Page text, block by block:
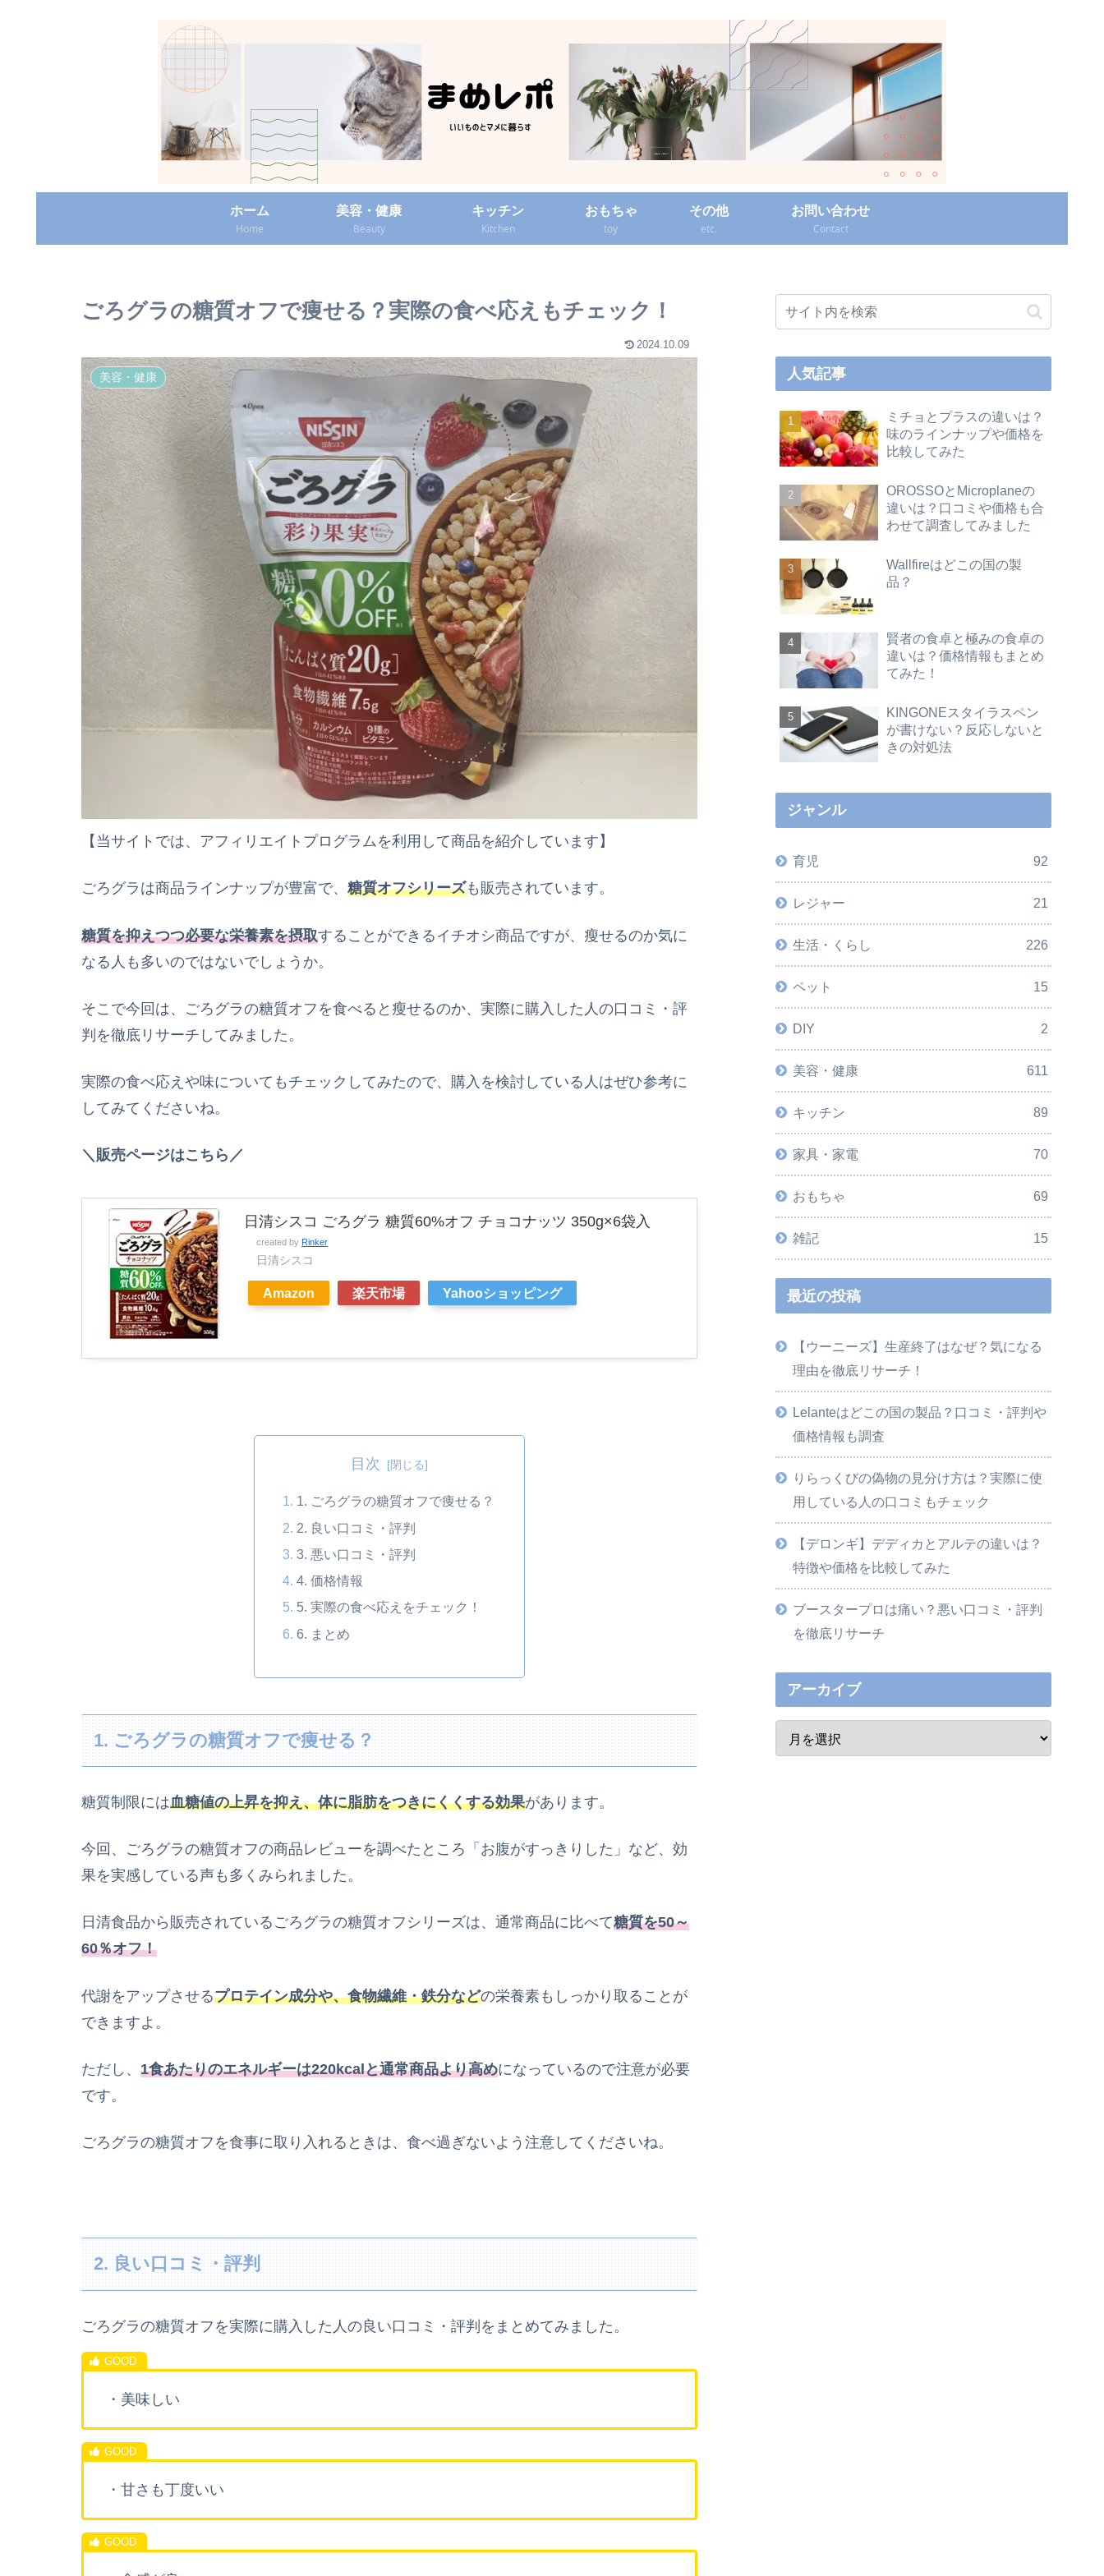
ホーム
Home
美容・健康
Beauty
キッチン
Kitchen
おもちゃ
toy
その他
etc.
お問い合わせ
Contact‎
ごろグラの糖質オフで痩せる？実際の食べ応えもチェック！
2024.10.09
美容・健康
【当サイトでは、アフィリエイトプログラムを利用して商品を紹介しています】
ごろグラは商品ラインナップが豊富で、 糖質オフシリーズも販売されています。
糖質を抑えつつ必要な栄養素を摂取することができるイチオシ商品ですが、 瘦せるのか気に
なる人も多いのではないでしょうか。
そこで今回は、ごろグラの糖質オフを食べると 瘦せるのか、実際に購入した人の口コミ・評
判を徹底リサーチしてみました。
実際の食べ応えや味についてもチェックしてみたので、購入を検討している人はぜひ参考に
してみてくださいね。
＼販売ページはこちら／
日清シスコ ごろグラ 糖質60%オフ チョコナッツ 350g×6袋入
created by Rinker
日清シスコ
Amazon 楽天市場 Yahooショッピング
目次
1. ごろグラの糖質オフで痩せる？
2. 良い口コミ・評判
3. 悪い口コミ・評判
4. 価格情報
5. 実際の食べ応えをチェック！
6. まとめ
1. ごろグラの糖質オフで痩せる？
糖質制限には血糖値の上昇を抑え、体に脂肪をつきにくくする効果があります。
今回、ごろグラの糖質オフの商品レビューを調べたところ「お腹がすっきりした」など、効
果を実感している声も多くみられました。
日清食品から販売されているごろグラの糖質オフシリーズは、通常商品に比べて糖質を50～
60％オフ！
代謝をアップさせるプロテイン成分や、食物繊維・鉄分などの栄養素もしっかり取ることが
できますよ。
ただし、 1食あたりのエネルギーは220kcalと通常商品より高めになっているので注意が必要
です。
ごろグラの糖質オフを食事に取り入れるときは、食べ過ぎないよう注意してくださいね。
2. 良い口コミ・評判
ごろグラの糖質オフを実際に購入した人の良い口コミ・評判をまとめてみました。
・美味しい
・甘さも丁度いい
人気記事
ミチョとプラスの違いは？
味のラインナップや価格を
比較してみた
OROSSOとMicroplaneの
違いは？口コミや価格も合
わせて調査してみました
Wallfireはどこの国の製
品？
賢者の食卓と極みの食卓の
違いは？価格情報もまとめ
てみた！
KINGONEスタイラスペン
が書けない？反応しないと
きの対処法
ジャンル
育児 92
レジャー 21
生活・くらし 226
ペット 15
DIY 2
美容・健康 611
キッチン 89
家具・家電 70
おもちゃ 69
雑記 15
最近の投稿
【ウーニーズ】生産終了はなぜ？気になる
理由を徹底リサーチ！
Lelanteはどこの国の製品？口コミ・評判や
価格情報も調査
りらっくびの偽物の見分け方は？実際に使
用している人の口コミもチェック
【デロンギ】デディカとアルテの違いは？
特徴や価格を比較してみた
ブースタープロは痛い？悪い口コミ・評判
を徹底リサーチ
アーカイブ